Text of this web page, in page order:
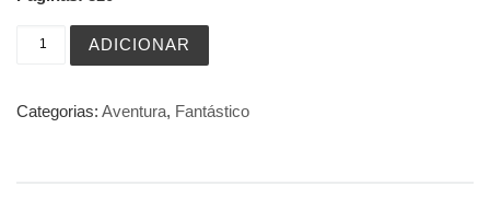
ADICIONAR
Categorias: Aventura, Fantástico